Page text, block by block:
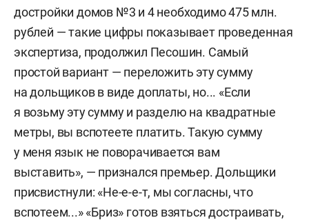
достройки домов №3 и 4 необходимо 475 млн.
рублей — такие цифры показывает проведенная
экспертиза, продолжил Песошин. Самый
простой вариант — переложить эту сумму
на дольщиков в виде доплаты, но... «Если
я возьму эту сумму и разделю на квадратные
метры, вы вспотеете платить. Такую сумму
у меня язык не поворачивается вам
выставить», — признался премьер. Дольщики
присвистнули: «Не-е-е-т, мы согласны, что
вспотеем...» «Бриз» готов взяться достраивать,